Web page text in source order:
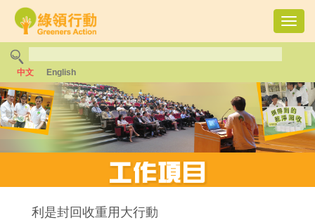
中文 English
利是封回收重用大行動